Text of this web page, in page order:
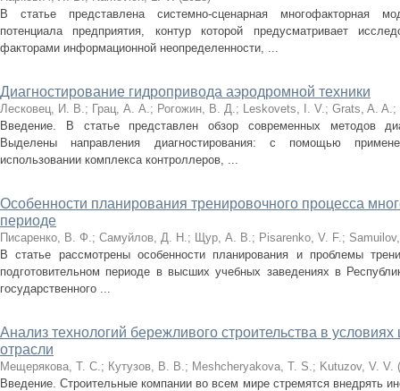
В статье представлена системно-сценарная многофакторная
потенциала предприятия, контур которой предусматривает
факторами информационной неопределенности, ...
Диагностирование гидропривода аэродромной техники
Лесковец, И. В.; Грац, А. А.; Рогожин, В. Д.; Leskovets, I. V.; Grats, A. A.;
Введение. В статье представлен обзор современных методов
Выделены направления диагностирования: с помощью
использовании комплекса контроллеров, ...
Особенности планирования тренировочного процесса
периоде
Писаренко, В. Ф.; Самуйлов, Д. Н.; Щур, А. В.; Pisarenko, V. F.;
В статье рассмотрены особенности планирования и проблемы
подготовительном периоде в высших учебных заведениях в
государственного ...
Анализ технологий бережливого строительства в
отрасли
Мещерякова, Т. С.; Кутузов, В. В.; Meshcheryakova, T. S.; Kutuzov, V. V. (
Введение. Строительные компании во всем мире стремятся внедрять